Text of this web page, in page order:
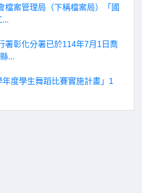
檔案管理局（下稱檔案局）「國
...
署彰化分署已於114年7月1日喬
...
年度學生舞蹈比賽實施計畫」1